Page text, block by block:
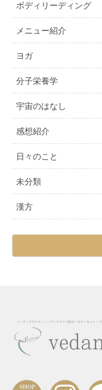
ボディリーディング
メニュー紹介
ヨガ
分子栄養学
宇宙のはなし
感想紹介
日々のこと
未分類
漢方